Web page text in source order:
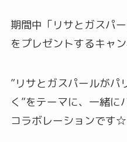
期間中「リサとガスパ
をプレゼントするキャ
”リサとガスパールがパ
く”をテーマに、一緒に
コラボレーションです☆